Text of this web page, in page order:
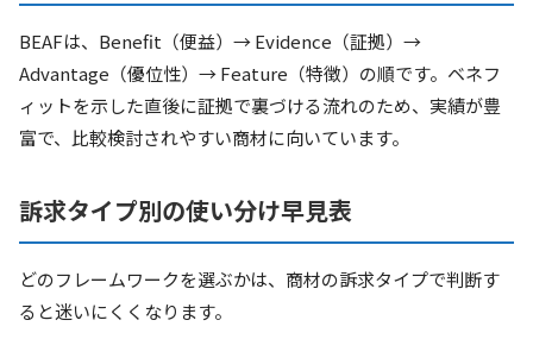
BEAFは、Benefit（便益）→ Evidence（証拠）→
Advantage（優位性）→ Feature（特徴）の順です。ベネフ
ィットを示した直後に証拠で裏づける流れのため、実績が豊
富で、比較検討されやすい商材に向いています。
訴求タイプ別の使い分け早見表
どのフレームワークを選ぶかは、商材の訴求タイプで判断す
ると迷いにくくなります。